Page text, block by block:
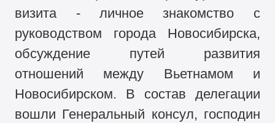
визита - личное знакомство с
руководством города Новосибирска,
обсуждение путей развития
отношений между Вьетнамом и
Новосибирском. В состав делегации
вошли Генеральный консул, господин